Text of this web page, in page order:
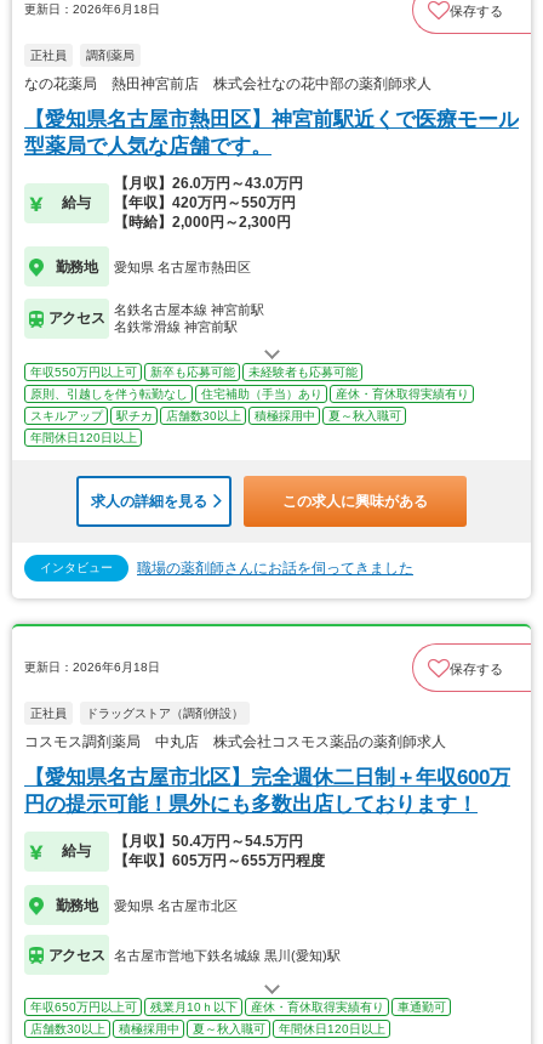
更新日：2026年6月18日 保存する
正社員 調剤薬局
なの花薬局 熱田神宮前店 株式会社なの花中部の薬剤師求人
【愛知県名古屋市熱田区】神宮前駅近くで医療モール
型薬局で人気な店舗です。
給与
【月収】26.0万円～43.0万円
【年収】420万円～550万円
【時給】2,000円～2,300円
勤務地 愛知県 名古屋市熱田区
アクセス
名鉄名古屋本線 神宮前駅
名鉄常滑線 神宮前駅
年収550万円以上可 新卒も応募可能
未経験者も応募可能
原則、引越しを伴う転勤なし
住宅補助（手当）あり
産休・育休取得実績有り
スキルアップ
駅チカ 店舗数30以上 積極採用中
夏～秋入職可
年間休日120日以上
求人の詳細を見る この求人に興味がある
インタビュー 職場の薬剤師さんにお話を伺ってきました
更新日：2026年6月18日 保存する
正社員 ドラッグストア（調剤併設）
コスモス調剤薬局 中丸店 株式会社コスモス薬品の薬剤師求人
【愛知県名古屋市北区】完全週休二日制＋年収600万
円の提示可能！県外にも多数出店しております！
給与
【月収】50.4万円～54.5万円
【年収】605万円～655万円程度
勤務地 愛知県 名古屋市北区
アクセス 名古屋市営地下鉄名城線 黒川(愛知)駅
年収650万円以上可 残業月10ｈ以下 産休・育休取得実績有り
車通勤可
店舗数30以上
積極採用中 夏～秋入職可 年間休日120日以上